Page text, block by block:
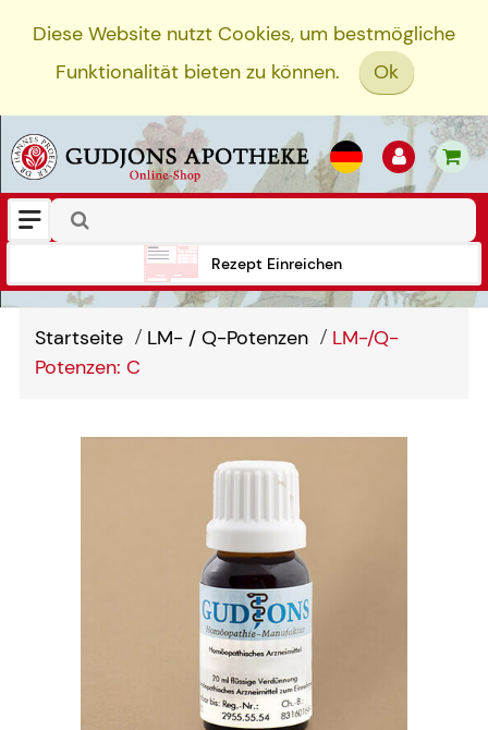
Diese Website nutzt Cookies, um bestmögliche
Funktionalität bieten zu können.
Ok
Rezept Einreichen
Startseite LM- / Q-Potenzen
LM-/Q-
Potenzen: C